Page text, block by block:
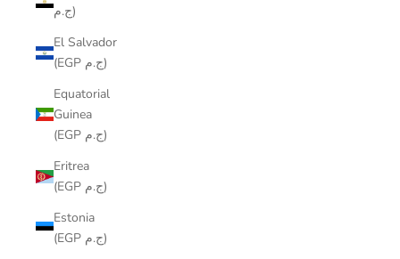
ج.م)
El Salvador
(EGP ج.م)
Equatorial
Guinea
(EGP ج.م)
Eritrea
(EGP ج.م)
Estonia
(EGP ج.م)